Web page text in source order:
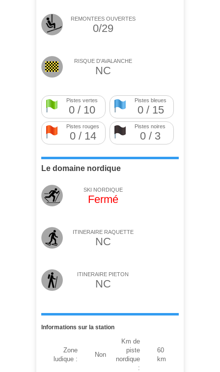
REMONTEES OUVERTES
0/29
RISQUE D'AVALANCHE
NC
Pistes vertes
0 / 10
Pistes bleues
0 / 15
Pistes rouges
0 / 14
Pistes noires
0 / 3
Le domaine nordique
SKI NORDIQUE
Fermé
ITINERAIRE RAQUETTE
NC
ITINERAIRE PIETON
NC
Informations sur la station
Zone
ludique :
Non
Km de
piste
nordique
:
60
km